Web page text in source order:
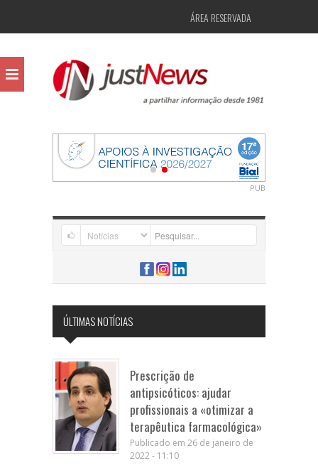
ÁREA RESERVADA
PUB
ÚLTIMAS NOTÍCIAS
Prescrição de
antipsicóticos: ajudar
profissionais a «otimizar a
terapêutica farmacológica»
Publicado em 26 de janeiro de
2022 - 11:10